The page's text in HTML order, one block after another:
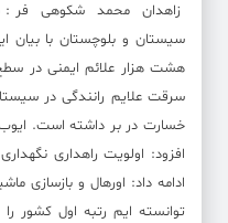
زاهدان محمد شکوهی فر :
سیستان و بلوچستان با بیان
هشت هزار علائم ایمنی در
خسارت در بر داشته است.
افزود: اولویت راهداری
ادامه داد: اورهال و بازسازی
توانسته ایم رتبه اول کشور